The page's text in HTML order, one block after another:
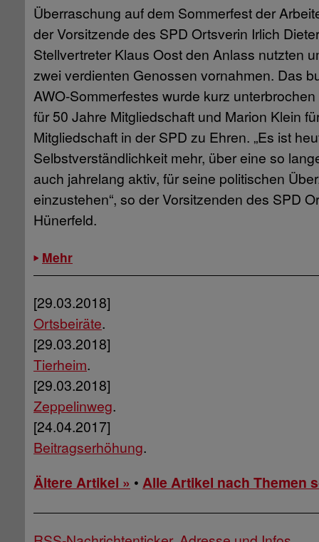
Überraschung auf dem Sommerfest der
der Vorsitzende des SPD Ortsverin Irlich
Stellvertreter Klaus Oost den Anlass nutzten
zwei verdienten Genossen vornahmen. Das
AWO-Sommerfestes wurde kurz
für 50 Jahre Mitgliedschaft und Marion Klein
Mitgliedschaft in der SPD zu Ehren. „Es ist
Selbstverständlichkeit mehr, über eine so
auch jahrelang aktiv, für seine politischen
einzustehen“, so der Vorsitzenden des SPD
Hünerfeld.
Mehr
[29.03.2018]
Ortsbeiräte.
[29.03.2018]
Tierheim.
[29.03.2018]
Zeppelinweg.
[24.04.2017]
Beitragserhöhung.
Ältere Artikel » • Alle Artikel nach Themen